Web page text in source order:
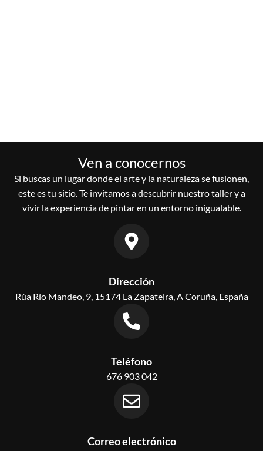
Ven a conocernos
Si buscas un lugar donde el arte y la naturaleza se fusionen,
este es tu sitio. Te invitamos a descubrir nuestro taller y a
vivir la experiencia de pintar en un entorno inigualable.
Dirección
Rúa Río Mandeo, 9, 15174 La Zapateira, A Coruña, España
Teléfono
676 903 042
Correo electrónico